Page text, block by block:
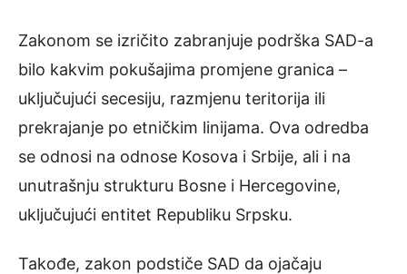
Zakonom se izričito zabranjuje podrška SAD-a
bilo kakvim pokušajima promjene granica –
uključujući secesiju, razmjenu teritorija ili
prekrajanje po etničkim linijama. Ova odredba
se odnosi na odnose Kosova i Srbije, ali i na
unutrašnju strukturu Bosne i Hercegovine,
uključujući entitet Republiku Srpsku.
Takođe, zakon podstiče SAD da ojačaju